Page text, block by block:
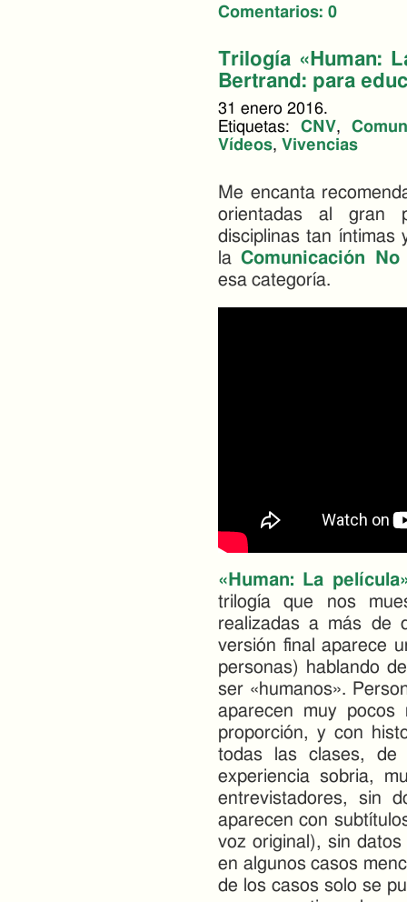
Comentarios: 0
Trilogía «Human:
Bertrand: para
31 enero 2016.
Etiquetas: CNV,
Vídeos, Vivencias
Me encanta
orientadas al gran
disciplinas tan
la Comunicación No
esa categoría.
«Human: La
trilogía que nos
realizadas a más de
versión final aparece
personas) hablando
ser «humanos».
aparecen muy pocos
proporción, y con
todas las clases, de
experiencia sobria,
entrevistadores, sin
aparecen con
voz original), sin
en algunos casos
de los casos solo se